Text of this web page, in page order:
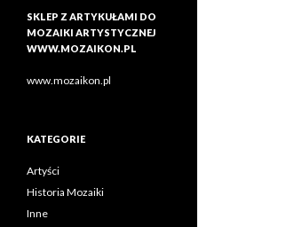
SKLEP Z ARTYKUŁAMI DO
MOZAIKI ARTYSTYCZNEJ
WWW.MOZAIKON.PL
www.mozaikon.pl
KATEGORIE
Artyści
Historia Mozaiki
Inne